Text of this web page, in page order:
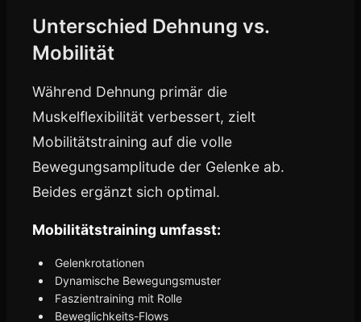
Unterschied Dehnung vs.
Mobilität
Während Dehnung primär die
Muskelflexibilität verbessert, zielt
Mobilitätstraining auf die volle
Bewegungsamplitude der Gelenke ab.
Beides ergänzt sich optimal.
Mobilitätstraining umfasst:
Gelenkrotationen
Dynamische Bewegungsmuster
Faszientraining mit Rolle
Beweglichkeits-Flows